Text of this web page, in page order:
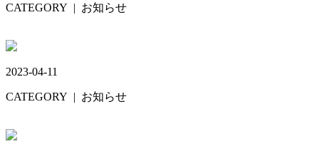
CATEGORY | お知らせ
2023-04-11
CATEGORY | お知らせ